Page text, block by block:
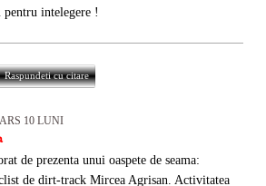
intelegere !
Raspundeti cu citare
10 LUNI
de prezenta unui oaspete de seama:
de dirt-track Mircea Agrisan. Activitatea